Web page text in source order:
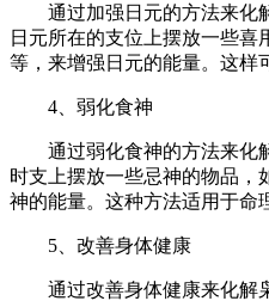
通过加强日元的方法来化
日元所在的支位上摆放一些喜
等，来增强日元的能量。这样
4、弱化食神
通过弱化食神的方法来化
时支上摆放一些忌神的物品，
神的能量。这种方法适用于命
5、改善身体健康
通过改善身体健康来化解